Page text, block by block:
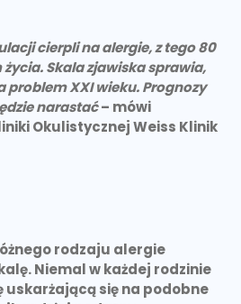
cierpli na alergie, z tego 80
Skala zjawiska sprawia,
problem XXI wieku. Prognozy
narastać– mówi
Okulistycznej Weiss Klinik
rodzaju alergie
Niemal w każdej rodzinie
uskarżającą się na podobne